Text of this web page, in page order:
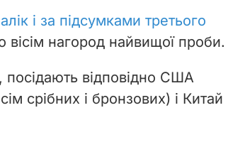
d
e
і за підсумками третього
вісім нагород найвищої проби.
посідають відповідно США
срібних і бронзових) і Китай